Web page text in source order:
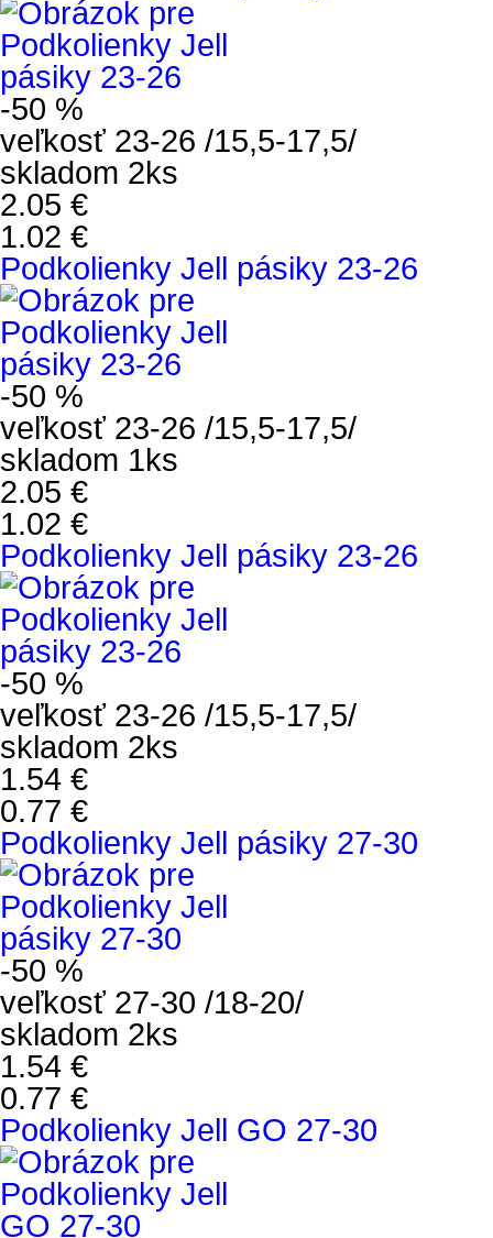
-50 %
veľkosť 23-26 /15,5-17,5/
skladom 2ks
2.05 €
1.02 €
Podkolienky Jell pásiky 23-26
-50 %
veľkosť 23-26 /15,5-17,5/
skladom 1ks
2.05 €
1.02 €
Podkolienky Jell pásiky 23-26
-50 %
veľkosť 23-26 /15,5-17,5/
skladom 2ks
1.54 €
0.77 €
Podkolienky Jell pásiky 27-30
-50 %
veľkosť 27-30 /18-20/
skladom 2ks
1.54 €
0.77 €
Podkolienky Jell GO 27-30